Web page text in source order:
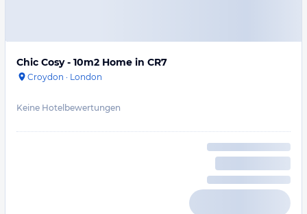
Chic Cosy - 10m2 Home in CR7
Croydon · London
Keine Hotelbewertungen